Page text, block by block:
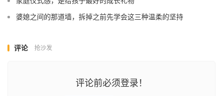
婆媳之间的那道墙，拆掉之前先学会这三种温柔的坚持
评论 抢沙发
评论前必须登录！